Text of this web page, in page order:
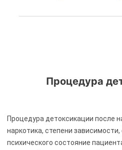
Процедура
Процедура детоксикации после
наркотика, степени зависимости,
психического состояние